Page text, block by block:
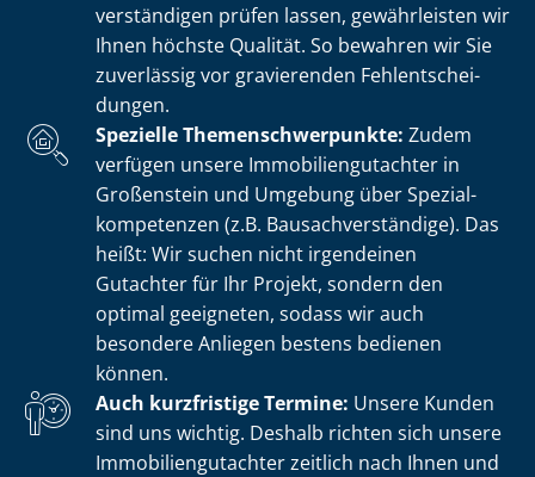
ver­stän­di­gen prüfen lassen, gewährleisten wir
Ihnen höchste Qualität. So bewahren wir Sie
zuverlässig vor gravierenden Fehl­ent­schei­
dun­gen.
Spezielle The­men­schwer­punk­te: Zudem
verfügen unsere Im­mo­bi­li­en­gut­ach­ter in
Großenstein und Umgebung über Spe­zi­al­
kom­pe­ten­zen (z.B. Bau­sach­ver­stän­di­ge). Das
heißt: Wir suchen nicht irgendeinen
Gutachter für Ihr Projekt, sondern den
optimal geeigneten, sodass wir auch
besondere Anliegen bestens bedienen
können.
Auch kurzfristige Termine: Unsere Kunden
sind uns wichtig. Deshalb richten sich unsere
Im­mo­bi­li­en­gut­ach­ter zeitlich nach Ihnen und